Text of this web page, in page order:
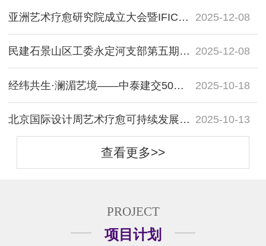
亚洲艺术疗愈研究院成立大会暨IFIC国际艺术疗愈情绪双年展（曼谷站）在泰国格乐大学成功举办 2025-12-08
民建石景山区工委永定河支部第五期永定河沙龙成功举办 2025-12-08
经纬共生·澜湄艺境——中泰建交50周年国际艺术展暨学术论坛 2025-10-18
北京国际设计周艺术疗愈可持续发展沙龙在北京伊莎文化广场成功举办 2025-10-13
查看更多>>
PROJECT
项目计划